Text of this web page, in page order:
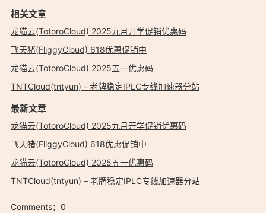
相关文章
龙猫云(TotoroCloud) 2025九月开学促销优惠码
飞天猪(FliggyCloud) 618优惠促销中
龙猫云(TotoroCloud) 2025五一优惠码
TNTCloud(tntyun) - 老牌稳定IPLC专线加速器分站
最新文章
龙猫云(TotoroCloud) 2025九月开学促销优惠码
飞天猪(FliggyCloud) 618优惠促销中
龙猫云(TotoroCloud) 2025五一优惠码
TNTCloud(tntyun) – 老牌稳定IPLC专线加速器分站
Comments： 0